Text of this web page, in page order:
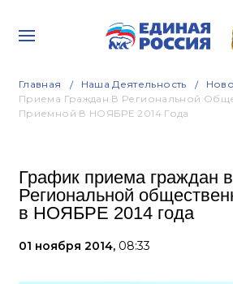
Главная Наша Деятельность
Приема Граждан В Региональной
Приемной В НОЯБРЕ 2014 Года
График приема граждан в
Региональной
в НОЯБРЕ 2014 года
01 ноября 2014, 08:33